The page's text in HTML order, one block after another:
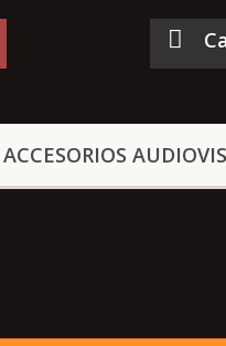
ACCESORIOS